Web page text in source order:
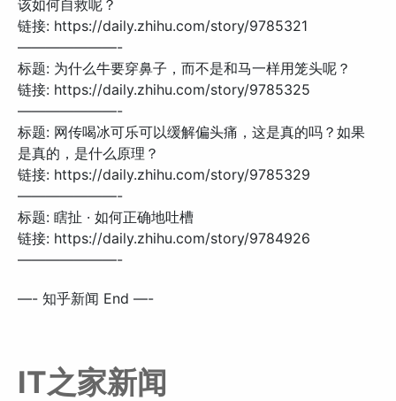
该如何自救呢？
链接: https://daily.zhihu.com/story/9785321
———————-
标题: 为什么牛要穿鼻子，而不是和马一样用笼头呢？
链接: https://daily.zhihu.com/story/9785325
———————-
标题: 网传喝冰可乐可以缓解偏头痛，这是真的吗？如果
是真的，是什么原理？
链接: https://daily.zhihu.com/story/9785329
———————-
标题: 瞎扯 · 如何正确地吐槽
链接: https://daily.zhihu.com/story/9784926
———————-
—- 知乎新闻 End —-
IT之家新闻